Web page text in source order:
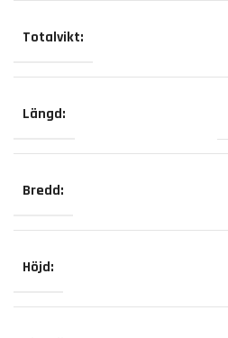
Totalvikt:
Längd:
Bredd:
Höjd: